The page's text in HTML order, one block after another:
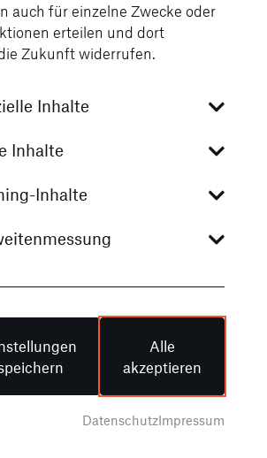
AMG-Leichtmetallräder im
optimierten 5-Speichen-
lackiert und
mit animierter
Türgriffe mit
auch für einzelne Zwecke oder
erteilen und dort
Zukunft widerrufen.
Inhalte
Inhalte
Inhalte
Alle
akzeptieren
DatenschutzImpressum